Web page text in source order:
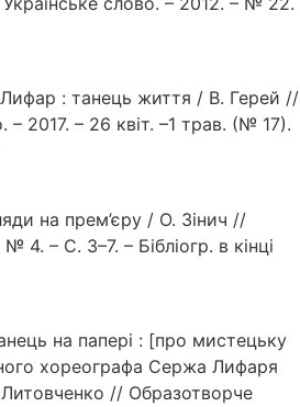
Лифар : танець життя / В. Герей //
– 2017. – 26 квіт. –1 трав. (№ 17).
на прем’єру / О. Зінич //
4. – С. 3–7. – Бібліогр. в кінці
на папері : [про мистецьку
хореографа Сержа Лифаря
// Образотворче